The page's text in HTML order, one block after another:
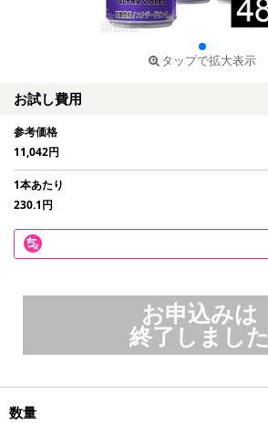
タップで拡大表示
お試し費用
参考価格
11,042円
1本あたり
230.1円
お申込みは
終了しました
数量